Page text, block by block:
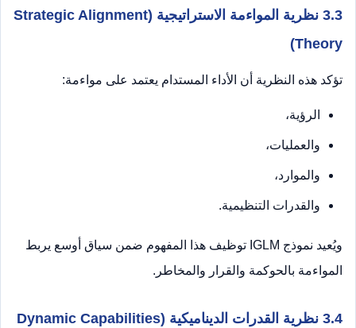
3.3 نظرية المواءمة الاستراتيجية (Strategic Alignment
Theory)
تؤكد هذه النظرية أن الأداء المستدام يعتمد على مواءمة:
الرؤية،
والعمليات،
والموارد،
والقدرات التنظيمية.
ويُعيد نموذج IGLM توظيف هذا المفهوم ضمن سياق أوسع يربط
المواءمة بالحوكمة والقرار والمخاطر.
3.4 نظرية القدرات الديناميكية (Dynamic Capabilities